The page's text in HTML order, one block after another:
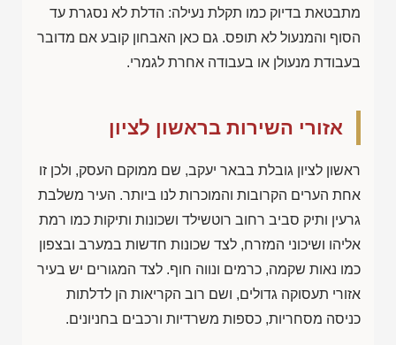
מתבטאת בדיוק כמו תקלת נעילה: הדלת לא נסגרת עד
הסוף והמנעול לא תופס. גם כאן האבחון קובע אם מדובר
בעבודת מנעולן או בעבודה אחרת לגמרי.
אזורי השירות בראשון לציון
ראשון לציון גובלת בבאר יעקב, שם ממוקם העסק, ולכן זו
אחת הערים הקרובות והמוכרות לנו ביותר. העיר משלבת
גרעין ותיק סביב רחוב רוטשילד ושכונות ותיקות כמו רמת
אליהו ושיכוני המזרח, לצד שכונות חדשות במערב ובצפון
כמו נאות שקמה, כרמים ונווה חוף. לצד המגורים יש בעיר
אזורי תעסוקה גדולים, ושם רוב הקריאות הן לדלתות
כניסה מסחריות, כספות משרדיות ורכבים בחניונים.